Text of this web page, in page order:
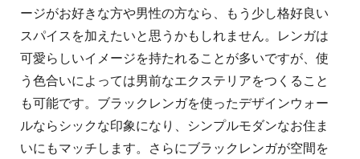
ージがお好きな方や男性の方なら、もう少し格好良い
スパイスを加えたいと思うかもしれません。レンガは
可愛らしいイメージを持たれることが多いですが、使
う色合いによっては男前なエクステリアをつくること
も可能です。ブラックレンガを使ったデザインウォー
ルならシックな印象になり、シンプルモダンなお住ま
いにもマッチします。さらにブラックレンガが空間を